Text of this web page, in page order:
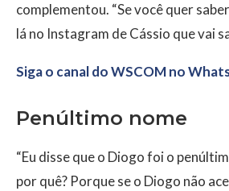
complementou. “Se você quer
lá no Instagram de Cássio que vai
Siga o canal do WSCOM no
Penúltimo nome
“Eu disse que o Diogo foi o
por quê? Porque se o Diogo não